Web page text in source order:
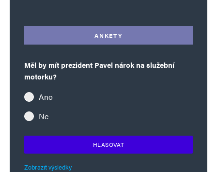
ANKETY
Měl by mít prezident Pavel nárok na služební
motorku?
Ano
Ne
HLASOVAT
Zobrazit výsledky